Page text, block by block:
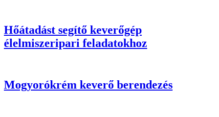
Hőátadást segítő keverőgép
élelmiszeripari feladatokhoz
Mogyorókrém keverő berendezés